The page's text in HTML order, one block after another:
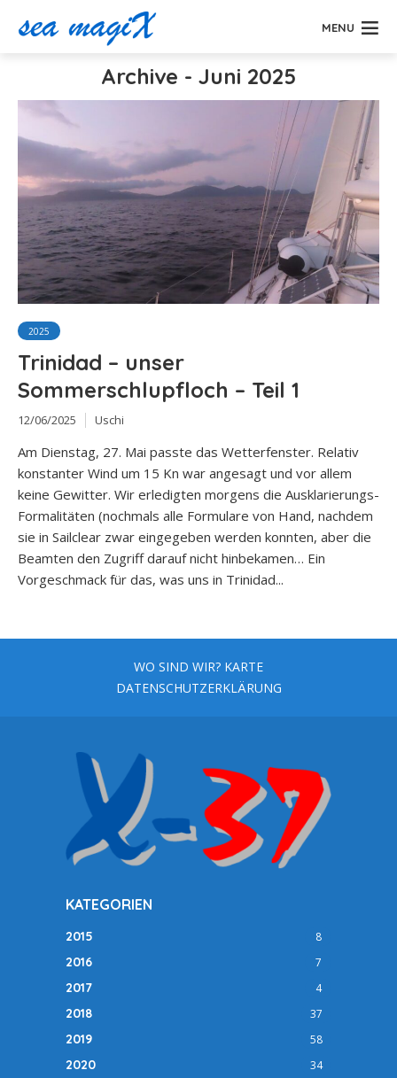
MENU
Archive - Juni 2025
2025
Trinidad – unser
Sommerschlupfloch – Teil 1
12/06/2025 Uschi
Am Dienstag, 27. Mai passte das Wetterfenster. Relativ
konstanter Wind um 15 Kn war angesagt und vor allem
keine Gewitter. Wir erledigten morgens die Ausklarierungs-
Formalitäten (nochmals alle Formulare von Hand, nachdem
sie in Sailclear zwar eingegeben werden konnten, aber die
Beamten den Zugriff darauf nicht hinbekamen… Ein
Vorgeschmack für das, was uns in Trinidad...
WO SIND WIR? KARTE
DATENSCHUTZERKLÄRUNG
KATEGORIEN
2015 8
2016 7
2017 4
2018 37
2019 58
2020 34